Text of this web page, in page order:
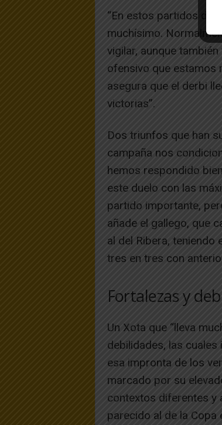
“En estos partidos
muchísimo.
vigilar, aunque
ofensivo que estamos
asegura que el derbi
victorias”.
Dos triunfos que han
campaña nos
hemos respondido
este duelo con las
partido importante,
añade el gallego, que
al del Ribera, teniendo
tres en tres con
Fortalezas y
Un Xota que “lleva
debilidades, las
esa impronta de los
marcado por su
contextos diferentes y
parecido al de la Copa